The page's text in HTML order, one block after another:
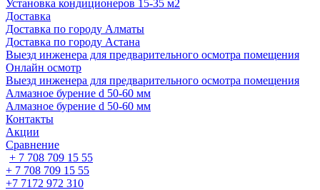
Установка кондиционеров 15-35 м2
Доставка
Доставка по городу Алматы
Доставка по городу Астана
Выезд инженера для предварительного осмотра помещения
Онлайн осмотр
Выезд инженера для предварительного осмотра помещения
Алмазное бурение d 50-60 мм
Алмазное бурение d 50-60 мм
Контакты
Акции
Сравнение
+ 7 708 709 15 55
+ 7 708 709 15 55
+7 7172 972 310